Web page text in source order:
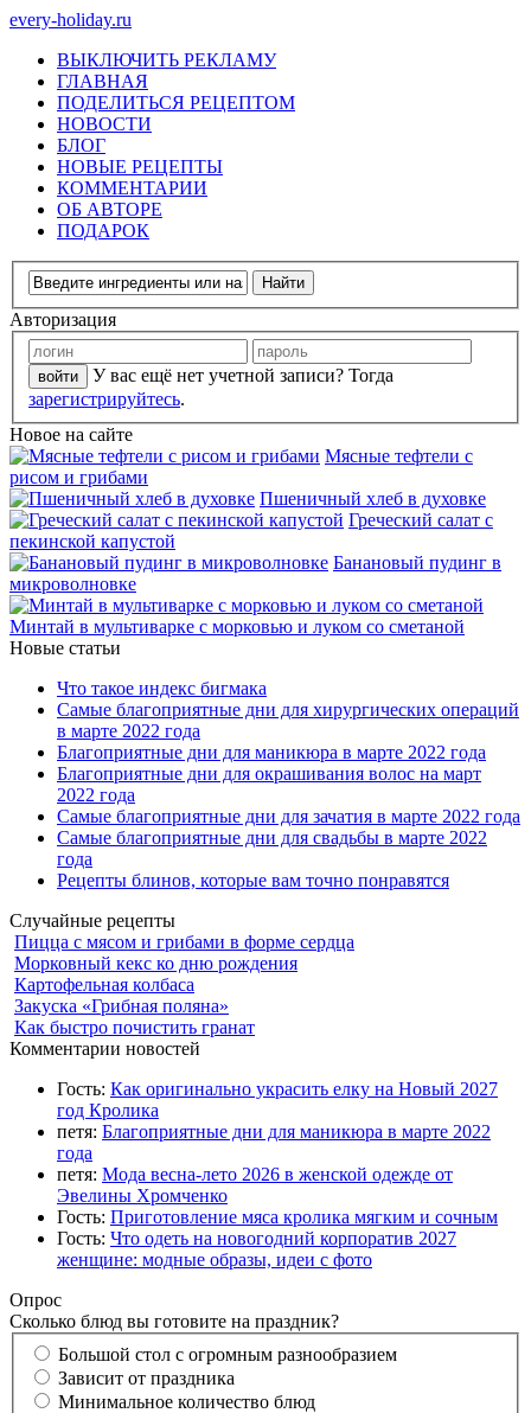
every-holiday.ru
ВЫКЛЮЧИТЬ РЕКЛАМУ
ГЛАВНАЯ
ПОДЕЛИТЬСЯ РЕЦЕПТОМ
НОВОСТИ
БЛОГ
НОВЫЕ РЕЦЕПТЫ
КОММЕНТАРИИ
ОБ АВТОРЕ
ПОДАРОК
Авторизация
У вас ещё нет учетной записи? Тогда
зарегистрируйтесь.
Новое на сайте
Мясные тефтели с
рисом и грибами
Пшеничный хлеб в духовке
Греческий салат с
пекинской капустой
Банановый пудинг в
микроволновке
Минтай в мультиварке с морковью и луком со сметаной
Новые статьи
Что такое индекс бигмака
Самые благоприятные дни для хирургических операций
в марте 2022 года
Благоприятные дни для маникюра в марте 2022 года
Благоприятные дни для окрашивания волос на март
2022 года
Самые благоприятные дни для зачатия в марте 2022 года
Самые благоприятные дни для свадьбы в марте 2022
года
Рецепты блинов, которые вам точно понравятся
Случайные рецепты
Пицца с мясом и грибами в форме сердца
Морковный кекс ко дню рождения
Картофельная колбаса
Закуска «Грибная поляна»
Как быстро почистить гранат
Комментарии новостей
Гость: Как оригинально украсить елку на Новый 2027
год Кролика
петя: Благоприятные дни для маникюра в марте 2022
года
петя: Мода весна-лето 2026 в женской одежде от
Эвелины Хромченко
Гость: Приготовление мяса кролика мягким и сочным
Гость: Что одеть на новогодний корпоратив 2027
женщине: модные образы, идеи с фото
Опрос
Сколько блюд вы готовите на праздник?
Большой стол с огромным разнообразием
Зависит от праздника
Минимальное количество блюд